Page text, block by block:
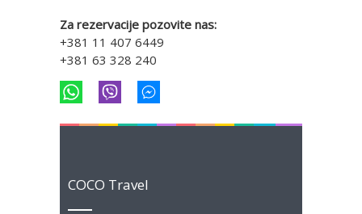
Za rezervacije pozovite nas:
+381 11 407 6449
+381 63 328 240
COCO Travel